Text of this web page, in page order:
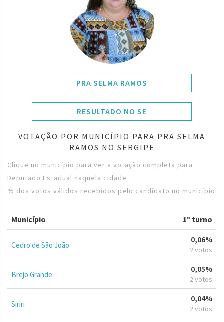
PRA SELMA RAMOS
RESULTADO NO SE
VOTAÇÃO POR MUNICÍPIO PARA PRA SELMA
RAMOS NO SERGIPE
Clique no município para ver a votação completa para
Deputado Estadual naquela cidade
% dos votos válidos recebidos pelo candidato no município
Município 1º turno
Cedro de São João
0,06%
2 votos
Brejo Grande
0,05%
2 votos
Siriri
0,04%
2 votos